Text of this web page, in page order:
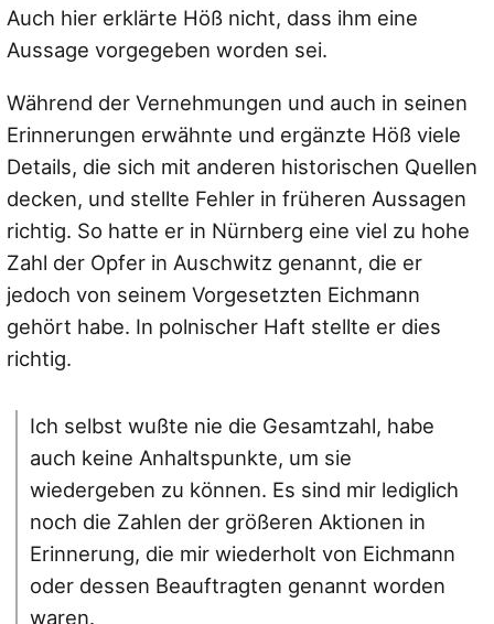
Auch hier erklärte Höß nicht, dass ihm eine
Aussage vorgegeben worden sei.
Während der Vernehmungen und auch in seinen
Erinnerungen erwähnte und ergänzte Höß viele
Details, die sich mit anderen historischen Quellen
decken, und stellte Fehler in früheren Aussagen
richtig. So hatte er in Nürnberg eine viel zu hohe
Zahl der Opfer in Auschwitz genannt, die er
jedoch von seinem Vorgesetzten Eichmann
gehört habe. In polnischer Haft stellte er dies
richtig.
Ich selbst wußte nie die Gesamtzahl, habe
auch keine Anhaltspunkte, um sie
wiedergeben zu können. Es sind mir lediglich
noch die Zahlen der größeren Aktionen in
Erinnerung, die mir wiederholt von Eichmann
oder dessen Beauftragten genannt worden
waren.